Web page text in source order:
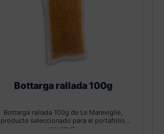
Bottarga rallada 100g
Bottarga rallada 100g de Le Mareviglie,
producto seleccionado para el portafolio
gourmet.